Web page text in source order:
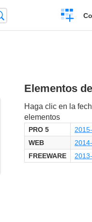
Crear
una
Elementos
Haga clic en la
elementos
PRO 5
WEB
FREEWARE